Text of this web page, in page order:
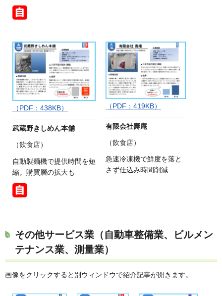
（PDF：438KB）
武蔵野きしめん本舗
（飲食店）
自動製麺機で提供時間を短
縮。購買層の拡大も
（PDF：419KB）
有限会社壽庵
（飲食店）
急速冷凍機で鮮度を落と
さず仕込み時間削減
その他サービス業（自動車整備業、ビルメン
テナンス業、測量業）
画像をクリックすると別ウィンドウで紹介記事が開きます。